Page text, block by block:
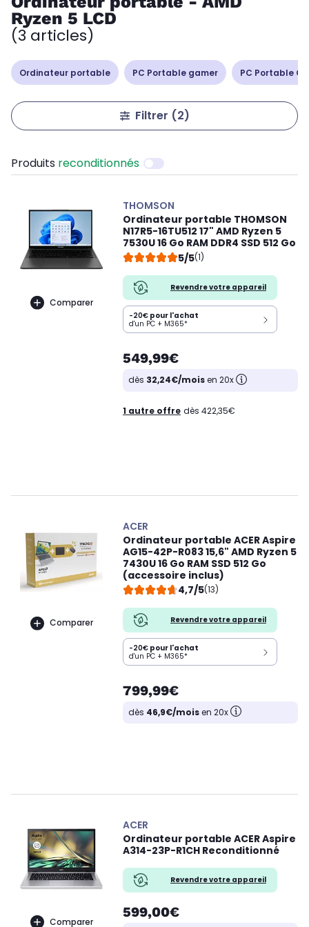
Ryzen 5 LCD
(3 articles)
Ordinateur portable PC Portable gamer PC Portable
Filtrer (2)
Produits reconditionnés
Comparer
THOMSON
Ordinateur portable THOMSON
N17R5-16TU512 17" AMD Ryzen 5
7530U 16 Go RAM DDR4 SSD 512 Go
5/5(1)
Revendre votre appareil
-20€ pour l'achat
d'un PC + M365*
549,99€
dès 32,24€/moisen 20x
1 autre offre dès 422,35€
Comparer
ACER
Ordinateur portable ACER Aspire
AG15-42P-R083 15,6" AMD Ryzen 5
7430U 16 Go RAM SSD 512 Go
(accessoire inclus)
4,7/5(13)
Revendre votre appareil
-20€ pour l'achat
d'un PC + M365*
799,99€
dès 46,9€/moisen 20x
Comparer
ACER
Ordinateur portable ACER Aspire
A314-23P-R1CH Reconditionné
Revendre votre appareil
599,00€